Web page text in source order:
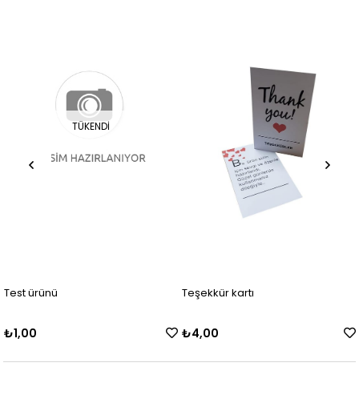
TÜKENDI
Test ürünü
₺1,00
Teşekkür kartı
₺4,00